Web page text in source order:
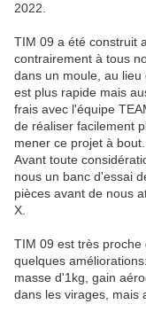
2022.
TIM 09 a été construit
contrairement à tous
dans un moule, au
est plus rapide mais
frais avec l'équipe
de réaliser facilement
mener ce projet à bout.
Avant toute
nous un banc d'essai
pièces avant de nous
X.
TIM 09 est très
quelques
masse d'1kg, gain
dans les virages, mais